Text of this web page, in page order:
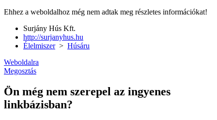
Ehhez a weboldalhoz még nem adtak meg részletes információkat!
Surjány Hús Kft.
http://surjanyhus.hu
Élelmiszer> Húsáru
Weboldalra
Megosztás
Ön még nem szerepel az ingyenes
linkbázisban?